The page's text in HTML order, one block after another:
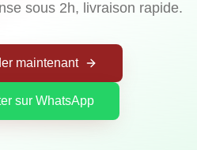
sous 2h, livraison rapide.
maintenant
sur WhatsApp